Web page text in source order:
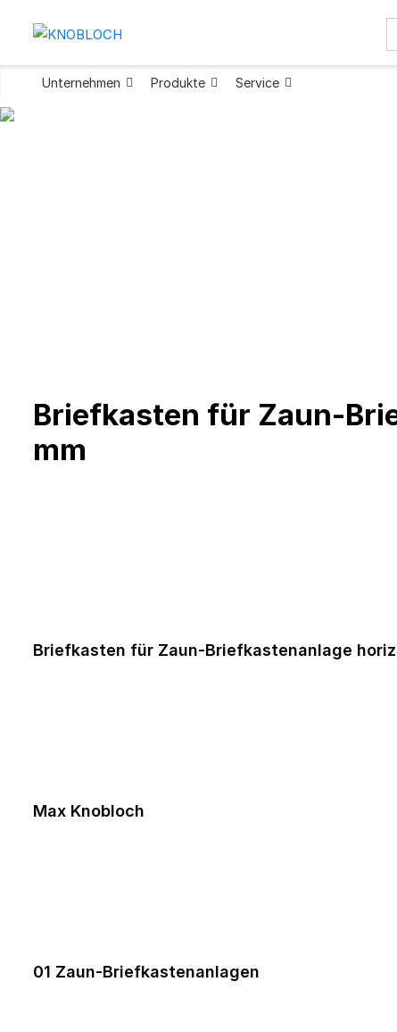
Unternehmen Produkte Service
Briefkasten für Zaun-
mm
Briefkasten für Zaun-Briefkastenanlage
Max Knobloch
01 Zaun-Briefkastenanlagen